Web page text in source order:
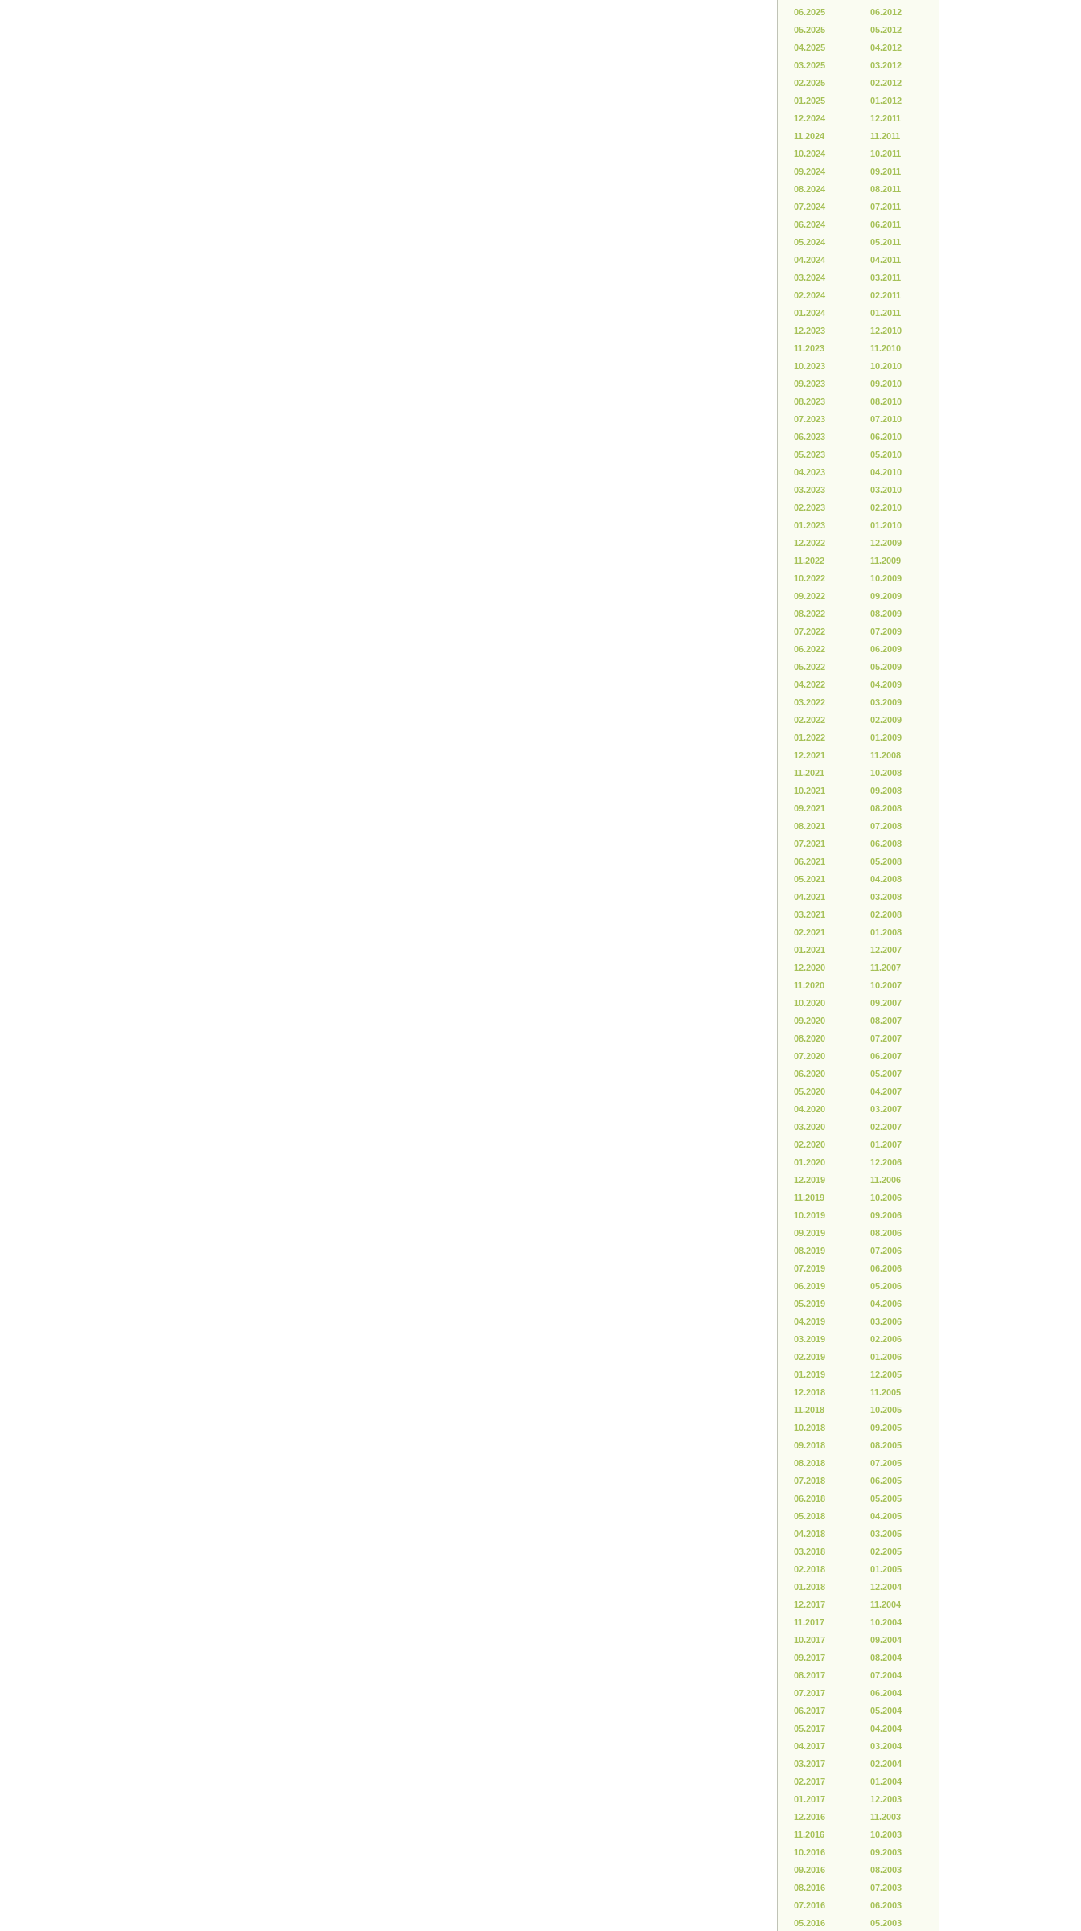
06.2025
05.2025
04.2025
03.2025
02.2025
01.2025
12.2024
11.2024
10.2024
09.2024
08.2024
07.2024
06.2024
05.2024
04.2024
03.2024
02.2024
01.2024
12.2023
11.2023
10.2023
09.2023
08.2023
07.2023
06.2023
05.2023
04.2023
03.2023
02.2023
01.2023
12.2022
11.2022
10.2022
09.2022
08.2022
07.2022
06.2022
05.2022
04.2022
03.2022
02.2022
01.2022
12.2021
11.2021
10.2021
09.2021
08.2021
07.2021
06.2021
05.2021
04.2021
03.2021
02.2021
01.2021
12.2020
11.2020
10.2020
09.2020
08.2020
07.2020
06.2020
05.2020
04.2020
03.2020
02.2020
01.2020
12.2019
11.2019
10.2019
09.2019
08.2019
07.2019
06.2019
05.2019
04.2019
03.2019
02.2019
01.2019
12.2018
11.2018
10.2018
09.2018
08.2018
07.2018
06.2018
05.2018
04.2018
03.2018
02.2018
01.2018
12.2017
11.2017
10.2017
09.2017
08.2017
07.2017
06.2017
05.2017
04.2017
03.2017
02.2017
01.2017
12.2016
11.2016
10.2016
09.2016
08.2016
07.2016
05.2016
06.2012
05.2012
04.2012
03.2012
02.2012
01.2012
12.2011
11.2011
10.2011
09.2011
08.2011
07.2011
06.2011
05.2011
04.2011
03.2011
02.2011
01.2011
12.2010
11.2010
10.2010
09.2010
08.2010
07.2010
06.2010
05.2010
04.2010
03.2010
02.2010
01.2010
12.2009
11.2009
10.2009
09.2009
08.2009
07.2009
06.2009
05.2009
04.2009
03.2009
02.2009
01.2009
11.2008
10.2008
09.2008
08.2008
07.2008
06.2008
05.2008
04.2008
03.2008
02.2008
01.2008
12.2007
11.2007
10.2007
09.2007
08.2007
07.2007
06.2007
05.2007
04.2007
03.2007
02.2007
01.2007
12.2006
11.2006
10.2006
09.2006
08.2006
07.2006
06.2006
05.2006
04.2006
03.2006
02.2006
01.2006
12.2005
11.2005
10.2005
09.2005
08.2005
07.2005
06.2005
05.2005
04.2005
03.2005
02.2005
01.2005
12.2004
11.2004
10.2004
09.2004
08.2004
07.2004
06.2004
05.2004
04.2004
03.2004
02.2004
01.2004
12.2003
11.2003
10.2003
09.2003
08.2003
07.2003
06.2003
05.2003